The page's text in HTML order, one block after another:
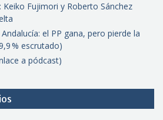
Fujimori y Roberto Sánchez
el PP gana, pero pierde la
% escrutado)
a pódcast)